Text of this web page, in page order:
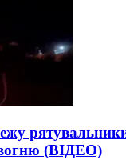
вогню (ВІДЕО)